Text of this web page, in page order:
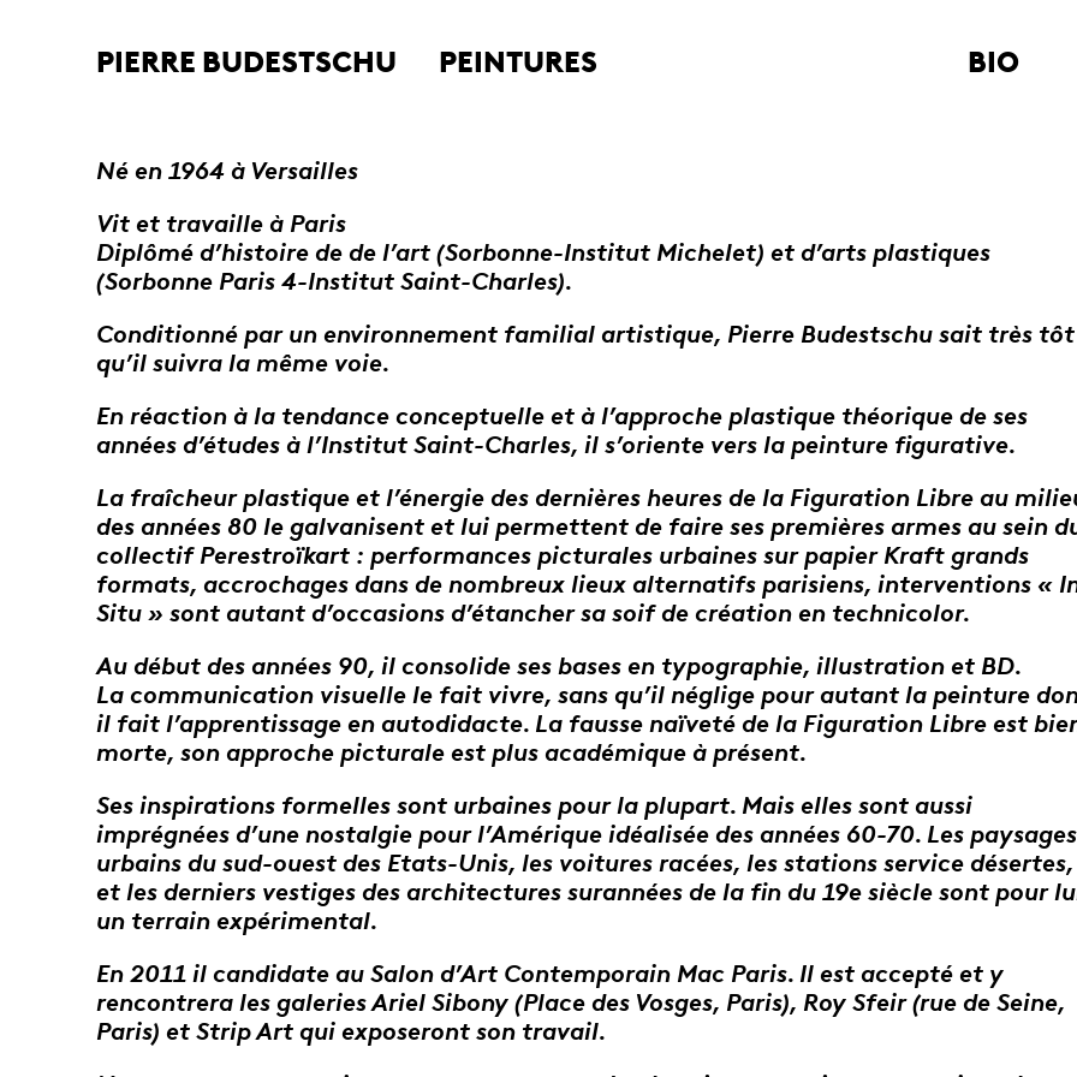
PIERRE BUDESTSCHU PEINTURES BIO
Né en 1964 à Versailles
Vit et travaille à Paris
Diplômé d’histoire de de l’art (Sorbonne-Institut Michelet) et d’arts plastiques
(Sorbonne Paris 4-Institut Saint-Charles).
Conditionné par un environnement familial artistique, Pierre Budestschu sait très tôt
qu’il suivra la même voie.
En réaction à la tendance conceptuelle et à l’approche plastique théorique de ses
années d’études à l’Institut Saint-Charles, il s’oriente vers la peinture figurative.
La fraîcheur plastique et l’énergie des dernières heures de la Figuration Libre au
des années 80 le galvanisent et lui permettent de faire ses premières armes au sein
collectif Perestroïkart : performances picturales urbaines sur papier Kraft grands
formats, accrochages dans de nombreux lieux alternatifs parisiens, interventions «
Situ » sont autant d’occasions d’étancher sa soif de création en technicolor.
Au début des années 90, il consolide ses bases en typographie, illustration et BD.
La communication visuelle le fait vivre, sans qu’il néglige pour autant la peinture
il fait l’apprentissage en autodidacte. La fausse naïveté de la Figuration Libre est
morte, son approche picturale est plus académique à présent.
Ses inspirations formelles sont urbaines pour la plupart. Mais elles sont aussi
imprégnées d’une nostalgie pour l’Amérique idéalisée des années 60-70. Les paysages
urbains du sud-ouest des Etats-Unis, les voitures racées, les stations service désertes,
et les derniers vestiges des architectures surannées de la fin du 19e siècle sont pour
un terrain expérimental.
En 2011 il candidate au Salon d’Art Contemporain Mac Paris. Il est accepté et y
rencontrera les galeries Ariel Sibony (Place des Vosges, Paris), Roy Sfeir (rue de Seine,
Paris) et Strip Art qui exposeront son travail.